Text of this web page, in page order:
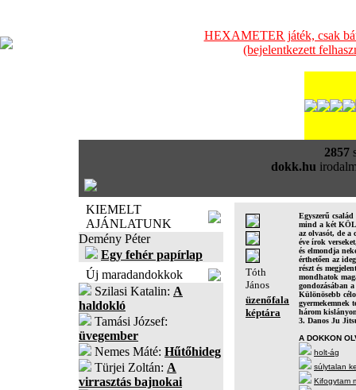
HEXAMETER játék, csak
(bejelentkezett
2857
dokk.hu
KIEMELT
AJÁNLATUNK
Demény Péter
Egy fehér papírlap
Új maradandokkok
Szilasi Katalin: A
haldokló
Tamási József:
üvegember
Nemes Máté: Hűtőhideg
Türjei Zoltán: A
virrasztás bajnokai
Tóth
János
üzenőfala
képtára
Egyszerű
mind a két
az olvasót, de a
éve írok
és elmondja
érthetően az
részt és
mondhatok
gondozásában
Különösebb
gyermekemnek
három
3. Danos Ju
A DOKKON
holt-ág
súlytalan
Kifogytam